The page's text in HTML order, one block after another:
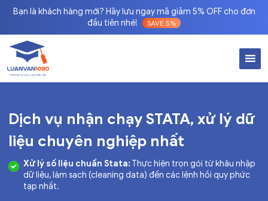
Bạn là khách hàng mới? Hãy lưu ngay mã giảm 5% OFF cho đơn
đầu tiên nhé!
SAVE 5%
Dịch vụ nhận chạy STATA, xử lý dữ
liệu chuyên nghiệp nhất
Xử lý số liệu chuẩn Stata: Thực hiện trọn gói từ khâu nhập
dữ liệu, làm sạch (cleaning data) đến các lệnh hồi quy phức
tạp nhất.